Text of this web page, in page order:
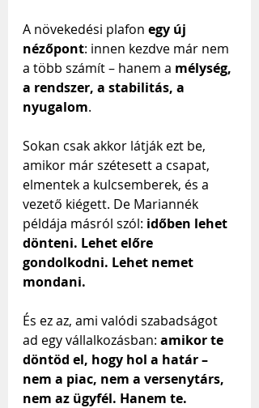
A növekedési plafon egy új
nézőpont: innen kezdve már nem
a több számít – hanem a mélység,
a rendszer, a stabilitás, a
nyugalom.
Sokan csak akkor látják ezt be,
amikor már szétesett a csapat,
elmentek a kulcsemberek, és a
vezető kiégett. De Mariannék
példája másról szól: időben lehet
dönteni. Lehet előre
gondolkodni. Lehet nemet
mondani.
És ez az, ami valódi szabadságot
ad egy vállalkozásban: amikor te
döntöd el, hogy hol a határ –
nem a piac, nem a versenytárs,
nem az ügyfél. Hanem te.